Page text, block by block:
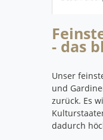
- das
Unser
und
zurück. Es
dadurch